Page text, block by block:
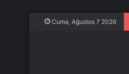
Cuma, Ağustos 7 2026